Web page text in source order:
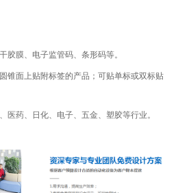
胶膜、电子监管码、条形码等。
锥面上贴附标签的产品；可贴单标或双标贴
医药、日化、电子、五金、塑胶等行业。